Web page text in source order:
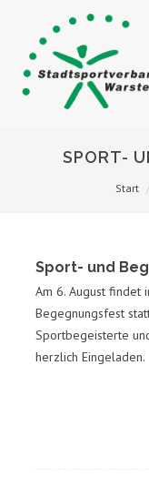
SPORT-
Start
Sport- und
Am 6. August findet
Begegnungsfest
Sportbegeisterte
herzlich Eingeladen.